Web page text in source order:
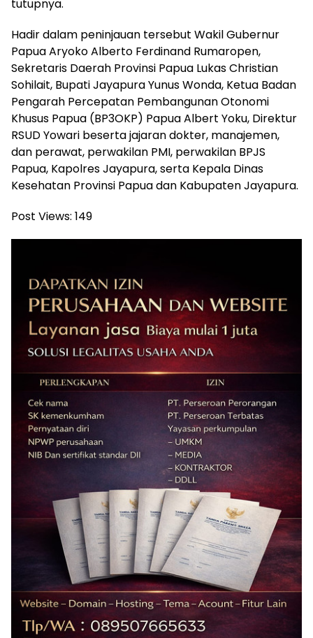
tutupnya.
Hadir dalam peninjauan tersebut Wakil Gubernur
Papua Aryoko Alberto Ferdinand Rumaropen,
Sekretaris Daerah Provinsi Papua Lukas Christian
Sohilait, Bupati Jayapura Yunus Wonda, Ketua Badan
Pengarah Percepatan Pembangunan Otonomi
Khusus Papua (BP3OKP) Papua Albert Yoku, Direktur
RSUD Yowari beserta jajaran dokter, manajemen,
dan perawat, perwakilan PMI, perwakilan BPJS
Papua, Kapolres Jayapura, serta Kepala Dinas
Kesehatan Provinsi Papua dan Kabupaten Jayapura.
Post Views: 149